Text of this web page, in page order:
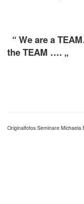
“ We are a
the TEAM …. „
Originalfotos Seminare Michaela